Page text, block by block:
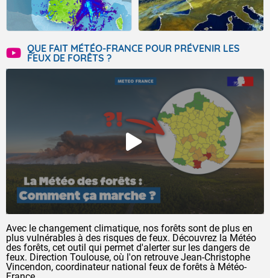
QUE FAIT MÉTÉO-FRANCE POUR PRÉVENIR LES
FEUX DE FORÊTS ?
Avec le changement climatique, nos forêts sont de plus en
plus vulnérables à des risques de feux. Découvrez la Météo
des forêts, cet outil qui permet d'alerter sur les dangers de
feux. Direction Toulouse, où l'on retrouve Jean-Christophe
Vincendon, coordinateur national feux de forêts à Météo-